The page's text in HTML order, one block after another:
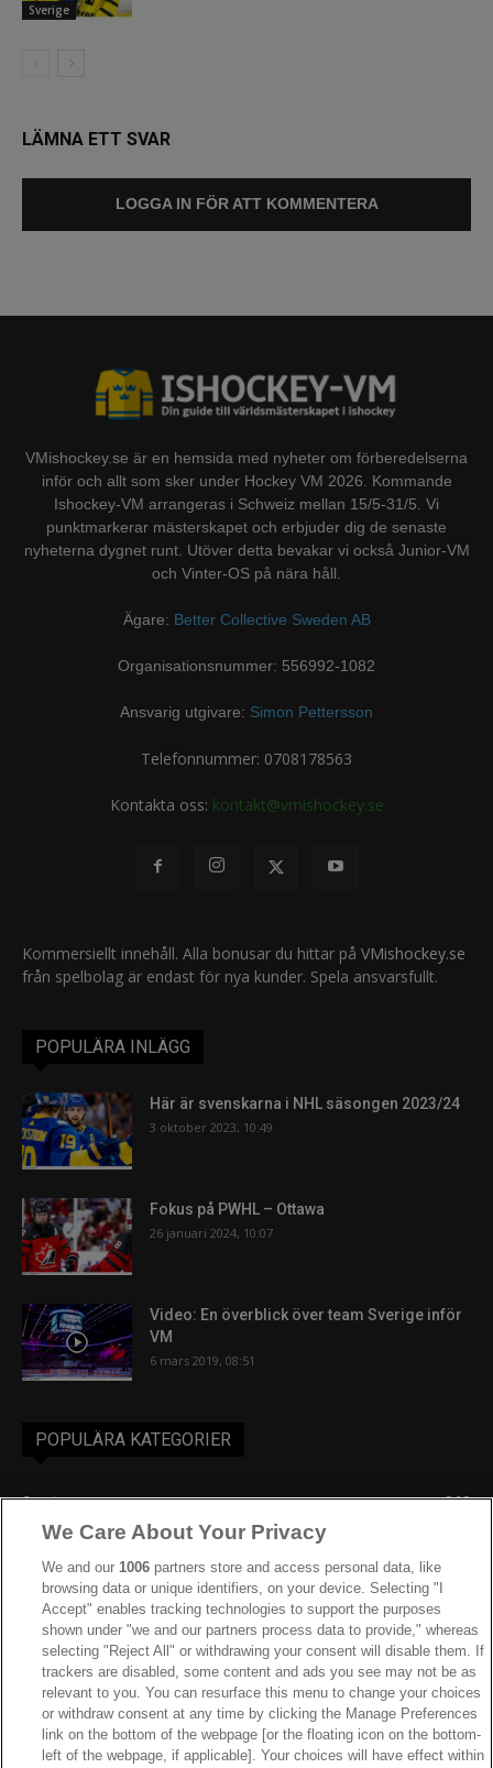
Sverige
LÄMNA ETT SVAR
LOGGA IN FÖR ATT KOMMENTERA
VMishockey.se är en hemsida med nyheter om förberedelserna
inför och allt som sker under Hockey VM 2026. Kommande
Ishockey-VM arrangeras i Schweiz mellan 15/5-31/5. Vi
punktmarkerar mästerskapet och erbjuder dig de senaste
nyheterna dygnet runt. Utöver detta bevakar vi också Junior-VM
och Vinter-OS på nära håll.
Ägare: Better Collective Sweden AB
Organisationsnummer: 556992-1082
Ansvarig utgivare: Simon Pettersson
Telefonnummer: 0708178563
Kontakta oss: kontakt@vmishockey.se
Kommersiellt innehåll. Alla bonusar du hittar på VMishockey.se
från spelbolag är endast för nya kunder. Spela ansvarsfullt.
POPULÄRA INLÄGG
Här är svenskarna i NHL säsongen 2023/24
3 oktober 2023, 10:49
Fokus på PWHL – Ottawa
26 januari 2024, 10:07
Video: En överblick över team Sverige inför
VM
6 mars 2019, 08:51
POPULÄRA KATEGORIER
Sverige
863
Ishockey-VM
IIHF
JVM
Kanada
205
Dam VM
187
Finland
181
Video
179
We Care About Your Privacy
We and our1006 partners store and access personal data, like
browsing data or unique identifiers, on your device. Selecting "I
Accept" enables tracking technologies to support the purposes
shown under "we and our partners process data to provide," whereas
selecting "Reject All" or withdrawing your consent will disable them. If
trackers are disabled, some content and ads you see may not be as
relevant to you. You can resurface this menu to change your choices
or withdraw consent at any time by clicking the Manage Preferences
link on the bottom of the webpage [or the floating icon on the bottom-
left of the webpage, if applicable]. Your choices will have effect within